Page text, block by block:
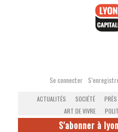
Se connecter
ACTUALITÉS SOCIÉTÉ
ART DE VIVRE
S'abonner à